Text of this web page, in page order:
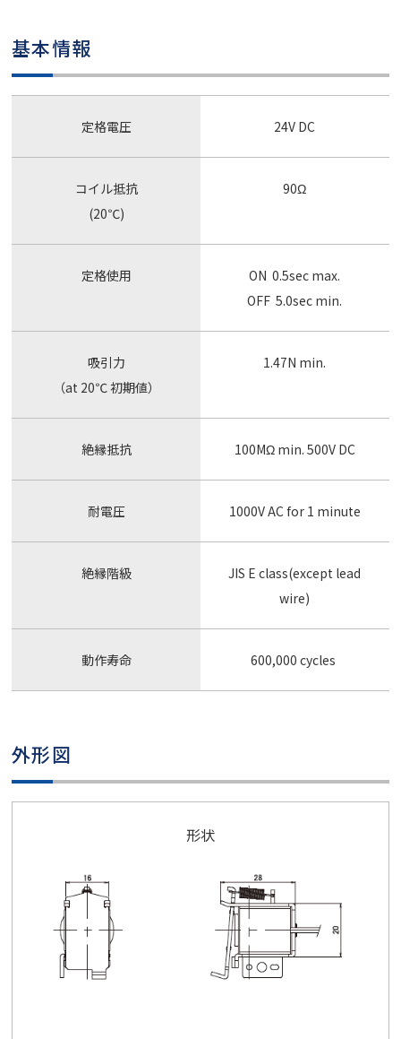
基本情報
定格電圧 24V DC
コイル抵抗
(20℃)
90Ω
定格使用
ON 0.5sec max.
OFF 5.0sec min.
吸引力
（at 20℃ 初期値）
1.47N min.
絶縁抵抗 100MΩ min. 500V DC
耐電圧 1000V AC for 1 minute
絶縁階級
JIS E class(except lead
wire)
動作寿命 600,000 cycles
外形図
形状